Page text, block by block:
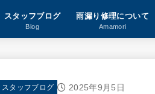
スタッフブログ
Blog
雨漏り修理について
Amamori
スタッフブログ 2025年9月5日